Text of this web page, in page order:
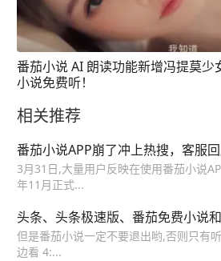
番茄小说 AI 朗读功能新增冯提莫少
小说免费听！
相关推荐
番茄小说APP崩了冲上热搜，客服
3月31日,大量用户反映在使用番茄小说
年11月正式...
头条、头条极速版、番茄免费小说
但是番茄小说一定不要退出哟,否则只有
边看 4:...